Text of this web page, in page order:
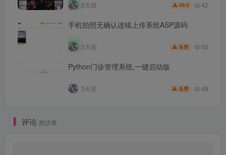
3天前 R9.9 42
手机拍照无确认连续上传系统ASP源码
3天前 免费 55
Python门诊管理系统,一键启动版
3天前 免费 48
评论 抢沙发